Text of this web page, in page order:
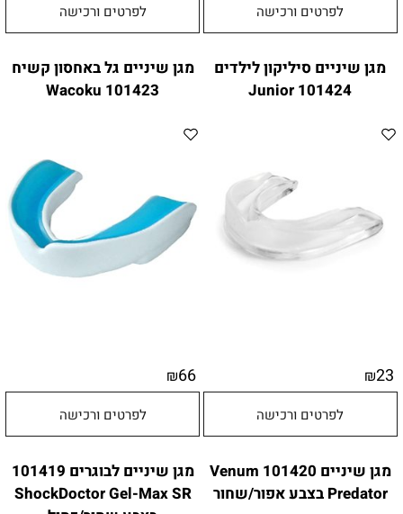
לפרטים ורכישה לפרטים ורכישה
מגן שיניים סיליקון לילדים
101424 Junior
₪23
לפרטים ורכישה
מגן שיניים גל באחסון קשיח
101423 Wacoku
₪66
לפרטים ורכישה
מגן שיניים 101420 Venum
Predator בצבע אפור/שחור
מגן שיניים לבוגרים 101419
ShockDoctor Gel-Max SR